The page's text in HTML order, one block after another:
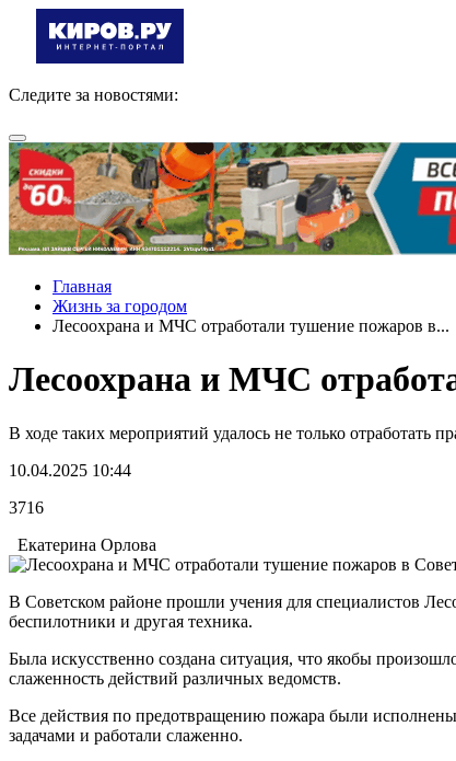
Следите за новостями:
Главная
Жизнь за городом
Лесоохрана и МЧС отработали тушение пожаров в...
Лесоохрана и МЧС
В ходе таких мероприятий удалось не только отработать
10.04.2025 10:44
3716
Екатерина Орлова
В Советском районе прошли учения для специалистов
беспилотники и другая техника.
Была искусственно создана ситуация, что якобы
слаженность действий различных ведомств.
Все действия по предотвращению пожара были
задачами и работали слаженно.